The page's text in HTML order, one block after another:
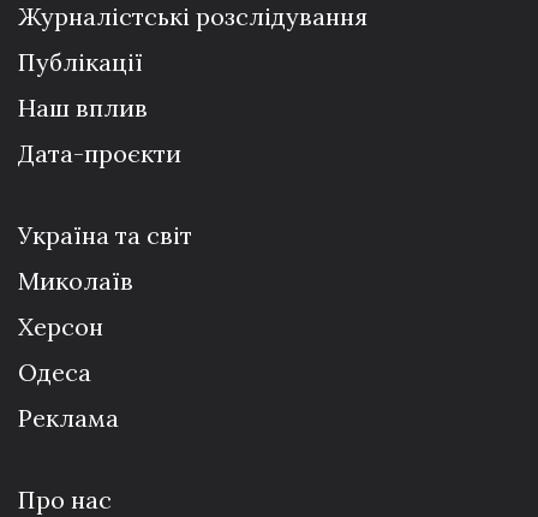
Журналістські розслідування
Публікації
Наш вплив
Дата-проєкти
Україна та світ
Миколаїв
Херсон
Одеса
Реклама
Про нас